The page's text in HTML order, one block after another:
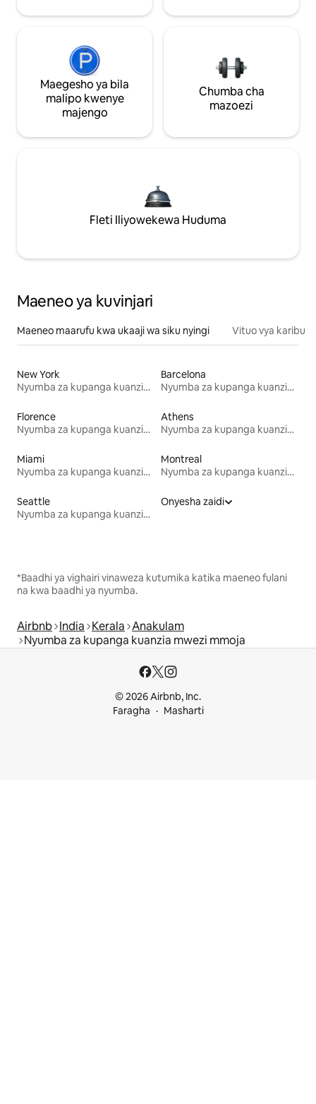
Maegesho ya bila
malipo kwenye
majengo
Chumba cha
mazoezi
Fleti Iliyowekewa Huduma
Maeneo ya kuvinjari
Maeneo maarufu kwa ukaaji wa siku nyingi Vituo vya karibu
New York
Nyumba za kupanga kuanzia mwezi mmoja
Barcelona
Nyumba za kupanga kuanzia mwezi mmoja
Florence
Nyumba za kupanga kuanzia mwezi mmoja
Athens
Nyumba za kupanga kuanzia mwezi mmoja
Miami
Nyumba za kupanga kuanzia mwezi mmoja
Montreal
Nyumba za kupanga kuanzia mwezi mmoja
Seattle
Nyumba za kupanga kuanzia mwezi mmoja
Onyesha zaidi
*Baadhi ya vighairi vinaweza kutumika katika maeneo fulani
na kwa baadhi ya nyumba.
Airbnb India Kerala Anakulam
Nyumba za kupanga kuanzia mwezi mmoja
© 2026 Airbnb, Inc.
Faragha
Masharti